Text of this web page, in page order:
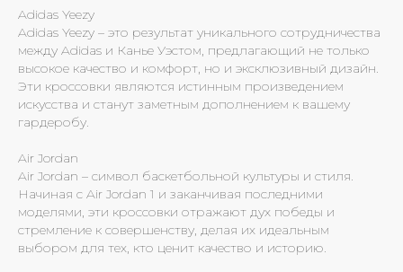
Adidas Yeezy
Adidas Yeezy – это результат уникального сотрудничества
между Adidas и Канье Уэстом, предлагающий не только
высокое качество и комфорт, но и эксклюзивный дизайн.
Эти кроссовки являются истинным произведением
искусства и станут заметным дополнением к вашему
гардеробу.
Air Jordan
Air Jordan – символ баскетбольной культуры и стиля.
Начиная с Air Jordan 1 и заканчивая последними
моделями, эти кроссовки отражают дух победы и
стремление к совершенству, делая их идеальным
выбором для тех, кто ценит качество и историю.